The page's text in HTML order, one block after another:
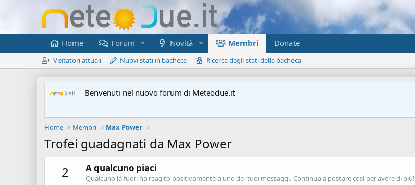
Home Forum Novità Membri Donate
Visitatori attuali Nuovi stati in bacheca Ricerca degli stati della bacheca
Benvenuti nel nuovo forum di Meteodue.it
Home Membri Max Power
Trofei guadagnati da Max Power
2
A qualcuno piaci
Qualcuno là fuori ha reagito positivamente a uno dei tuoi messaggi. Continua a postare così per avere di più!